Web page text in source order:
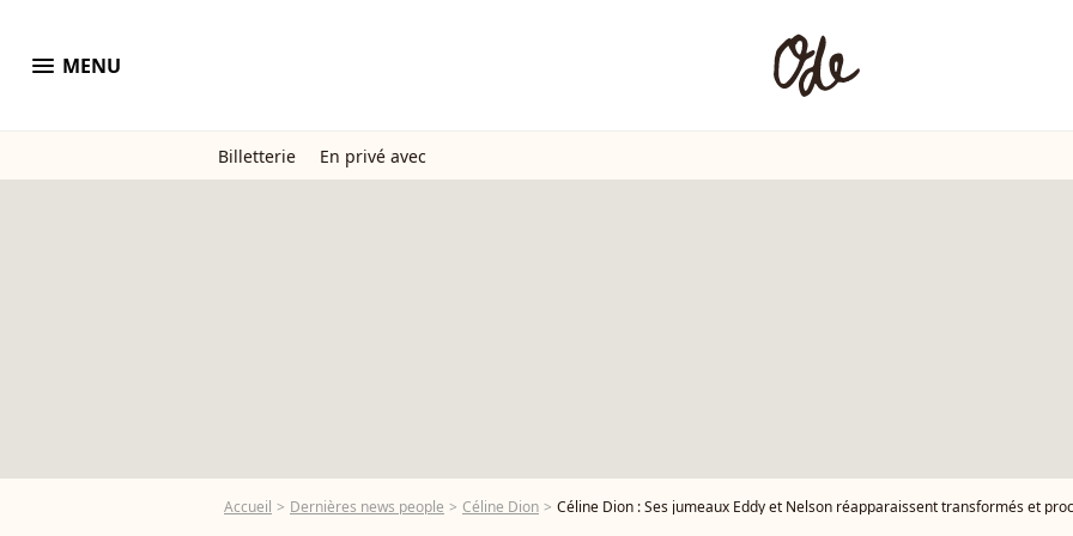
menu MENU
Billetterie En privé avec
Accueil Dernières news people Céline Dion Céline Dion : Ses jumeaux Eddy et Nelson réapparaissent transformés et